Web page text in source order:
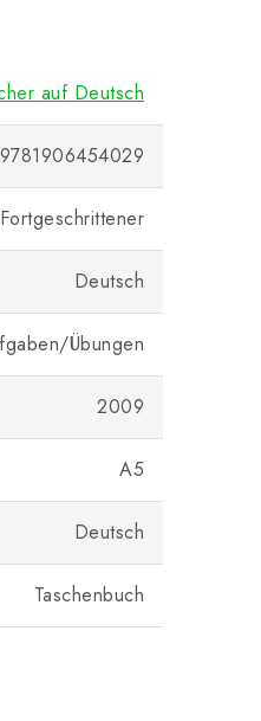
auf Deutsch
9781906454029
Fortgeschrittener
Deutsch
Übungen
2009
A5
Deutsch
Taschenbuch